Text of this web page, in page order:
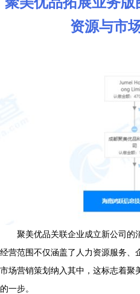
资源与市
聚美优品关联企业成立新公司的
经营范围不仅涵盖了人力资源服务、
市场营销策划纳入其中，这标志着聚
的一步。